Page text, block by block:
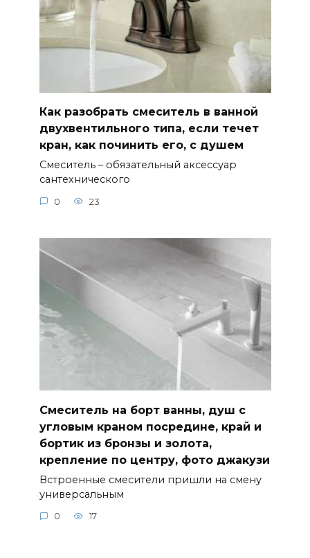
Как разобрать смеситель в ванной
двухвентильного типа, если течет
кран, как починить его, с душем
Смеситель – обязательный аксессуар
сантехнического
0 23
Смеситель на борт ванны, душ с
угловым краном посредине, край и
бортик из бронзы и золота,
крепление по центру, фото джакузи
Встроенные смесители пришли на смену
универсальным
0 17